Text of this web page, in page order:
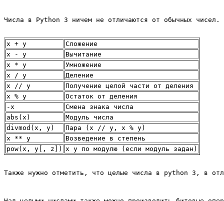
Числа в Python 3 ничем не отличаются от обычных чисел.
x + y
Сложение
x - y
Вычитание
x * y
Умножение
x / y
Деление
x // y
Получение целой части от деления
x % y
Остаток от деления
-x
Смена знака числа
abs(x)
Модуль числа
divmod(x, y)
Пара (x // y, x % y)
x ** y
Возведение в степень
pow(x, y[, z]) x y по модулю (если модуль задан)
Также нужно отметить, что целые числа в python 3, в